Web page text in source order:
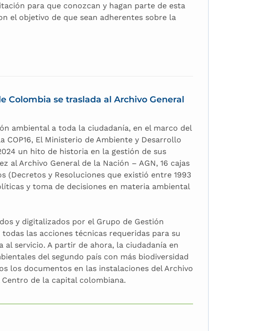
para que conozcan y hagan parte de esta
el objetivo de que sean adherentes sobre la
Colombia se traslada al Archivo General
ambiental a toda la ciudadanía, en el marco del
COP16, El Ministerio de Ambiente y Desarrollo
un hito de historia en la gestión de sus
al Archivo General de la Nación – AGN, 16 cajas
(Decretos y Resoluciones que existió entre 1993
y toma de decisiones en materia ambiental
y digitalizados por el Grupo de Gestión
las acciones técnicas requeridas para su
al servicio. A partir de ahora, la ciudadanía en
del segundo país con más biodiversidad
los documentos en las instalaciones del Archivo
de la capital colombiana.